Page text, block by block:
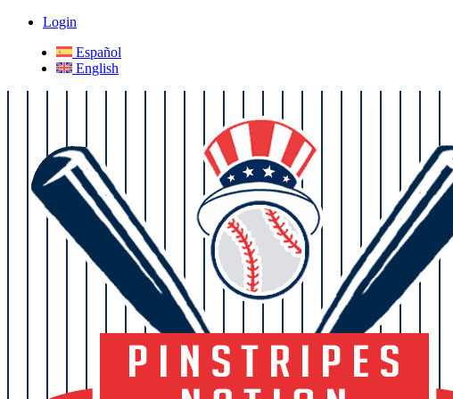
Login
Español
English